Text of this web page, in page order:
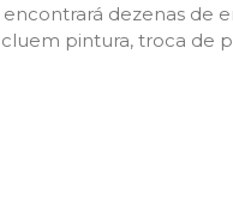
dezenas de
pintura, troca de